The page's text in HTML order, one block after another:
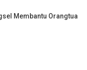
Membantu Orangtua